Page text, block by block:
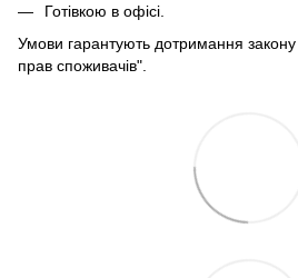
Готівкою в офісі.
Умови гарантують дотримання
прав споживачів".